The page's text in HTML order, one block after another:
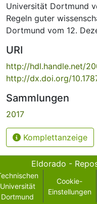
Universität Dortmund
Regeln guter
Dortmund vom 12.
URI
http://hdl.handle.net/
http://dx.doi.org/
Sammlungen
2017
Komplettanzeige
Eldorado -
Universität
Dortmund
Cookie-
Einstellungen